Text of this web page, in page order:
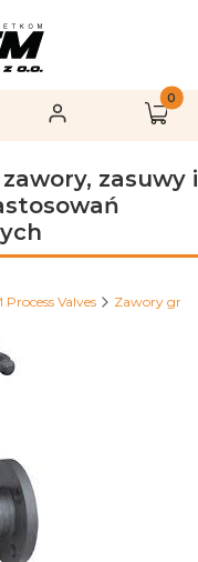
Zaloguj się
zasuwy i
Valves Zawory